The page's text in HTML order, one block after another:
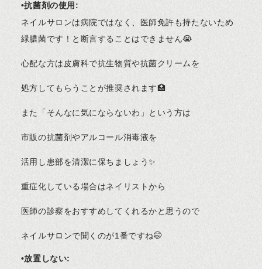
•抗菌剤の使用:
ネイルサロンは病院ではなく、医師免許も持たないため
緑膿菌です！と断言することはできません😭
心配な方は皮膚科で抗生物質や抗菌クリームを
処方してもらうことが推奨されます🏥
また「そんなに気にならないわ」という方は
市販の抗菌剤やアルコール消毒液を
活用し患部を清潔に保ちましょう✨
重症化している場合はネイリストから
医師の診察をおすすめしてくれるかと思うので
ネイルサロンで聞くのが1番ですね🤭
•放置しない: